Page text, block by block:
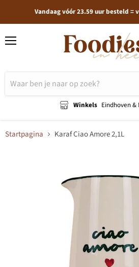
Vandaag vóór 23.59 uur besteld =
Winkels Eindhoven
Startpagina Karaf Ciao Amore 2,1L